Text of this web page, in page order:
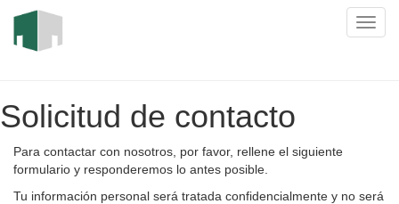
Solicitud de contacto
Para contactar con nosotros, por favor, rellene el siguiente
formulario y responderemos lo antes posible.
Tu información personal será tratada confidencialmente y no será